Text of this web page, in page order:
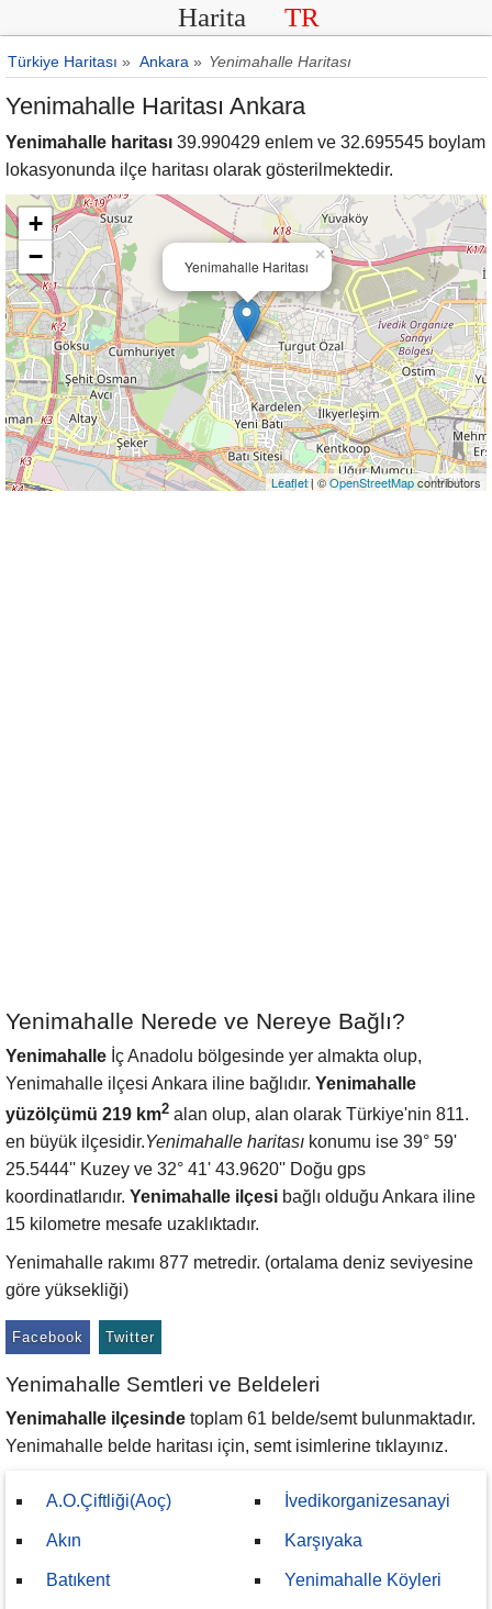
Harita TR
Türkiye Haritası » Ankara » Yenimahalle Haritası
Yenimahalle Haritası Ankara
Yenimahalle haritası 39.990429 enlem ve 32.695545 boylam
lokasyonunda ilçe haritası olarak gösterilmektedir.
Yenimahalle Haritası
×
+
−
Leaflet| ©OpenStreetMapcontributors
Yenimahalle Nerede ve Nereye Bağlı?
Yenimahalle İç Anadolu bölgesinde yer almakta olup,
Yenimahalle ilçesi Ankara iline bağlıdır. Yenimahalle
yüzölçümü 219 km2 alan olup, alan olarak Türkiye'nin 811.
en büyük ilçesidir.Yenimahalle haritası konumu ise 39° 59'
25.5444'' Kuzey ve 32° 41' 43.9620'' Doğu gps
koordinatlarıdır. Yenimahalle ilçesi bağlı olduğu Ankara iline
15 kilometre mesafe uzaklıktadır.
Yenimahalle rakımı 877 metredir. (ortalama deniz seviyesine
göre yüksekliği)
Facebook Twitter
Yenimahalle Semtleri ve Beldeleri
Yenimahalle ilçesinde toplam 61 belde/semt bulunmaktadır.
Yenimahalle belde haritası için, semt isimlerine tıklayınız.
A.O.Çiftliği(Aoç)
Akın
Batıkent
İvedikorganizesanayi
Karşıyaka
Yenimahalle Köyleri